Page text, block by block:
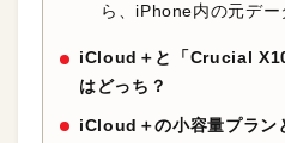
ら、iPhone内の元デー
iCloud＋と「Crucial
はどっち？
iCloud＋の小容量プラン